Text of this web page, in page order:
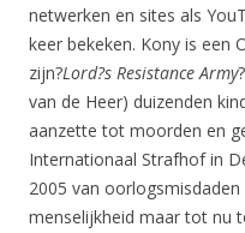
netwerken en sites als
keer bekeken. Kony is een
zijn?Lord?s Resistance Army
van de Heer) duizenden
aanzette tot moorden en
Internationaal Strafhof in
2005 van
menselijkheid maar tot nu